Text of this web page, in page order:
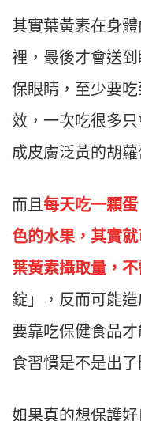
其實葉黃素在身
裡，最後才會送
保眼睛，至少要
效，一次吃很多
成皮膚泛黃的胡蘿
而且 每天吃一顆
色的水果，其實
葉黃素攝取量，
錠」，反而可能
要靠吃保健食品
食習慣是不是出了
如果真的想保護